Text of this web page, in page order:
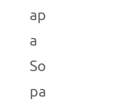
ap
a
So
pa